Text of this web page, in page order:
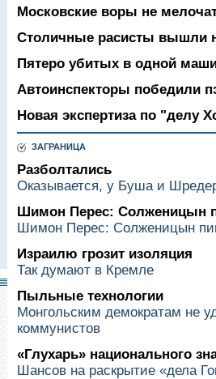
Московские воры не
Столичные расисты вышли
Пятеро убитых в одной
Автоинспекторы победили
Новая экспертиза по "делу
ЗАГРАНИЦА
Разболтались
Оказывается, у Буша и
Шимон Перес: Солженицын
Шимон Перес: Солженицын
Израилю грозит изоляция
Так думают в Кремле
Пыльные технологии
Монгольским демократам не
коммунистов
«Глухарь» национального
Шансов на раскрытие «дела